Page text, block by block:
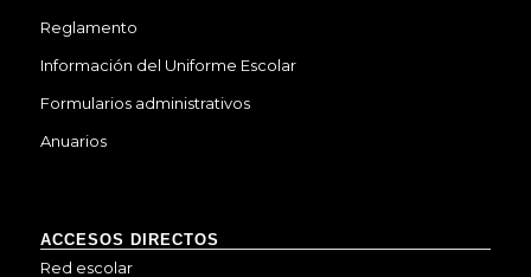
Reglamento
Información del Uniforme Escolar
Formularios administrativos
Anuarios
ACCESOS DIRECTOS
Red escolar